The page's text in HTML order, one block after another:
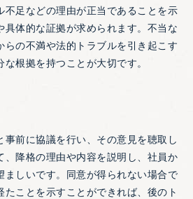
不足などの理由が正当であることを示
具体的な証拠が求められます。不当な
らの不満や法的トラブルを引き起こす
根拠を持つことが大切です。
事前に協議を行い、その意見を聴取し
、降格の理由や内容を説明し、社員か
ましいです。同意が得られない場合で
たことを示すことができれば、後のト